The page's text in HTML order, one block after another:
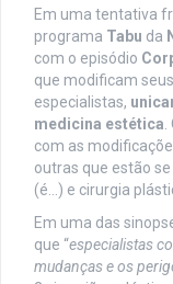
Em uma tentativa
programa Tabu da
com o episódio
que modificam
especialistas,
medicina estética
com as
outras que estão
(é…) e cirurgia
Em uma das
que “especialistas
mudanças e os